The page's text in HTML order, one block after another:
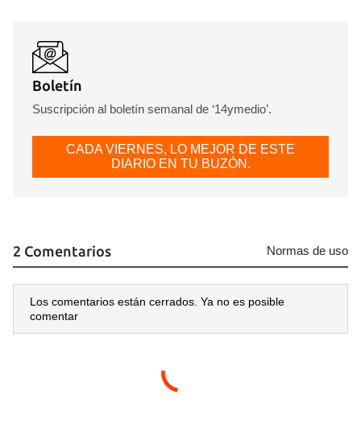
Guardar como favorito
Para poder guardar como favorito, primero has de
iniciar sesión con tu cuenta de 14ymedio.
Boletín
Suscripción al boletín semanal de ‘14ymedio’.
CADA VIERNES, LO MEJOR DE ESTE
DIARIO EN TU BUZÓN.
2 Comentarios Normas de uso
Los comentarios están cerrados. Ya no es posible
comentar